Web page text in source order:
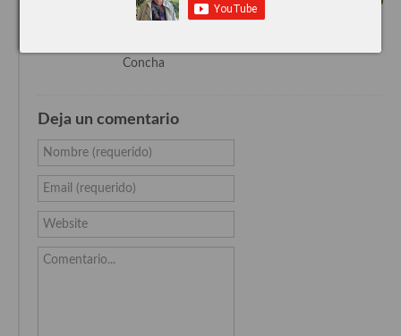
Cocina Jamaicana
sin terminar, las descongelas las
Concha
Deja un comentario
Nombre (requerido)
Email (requerido)
Website
Comentario...